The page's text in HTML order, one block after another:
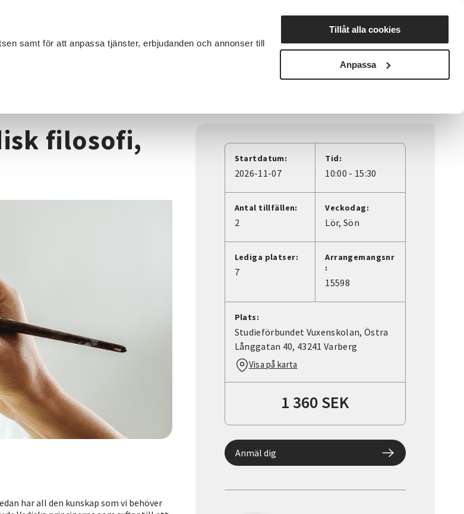
samt för att anpassa tjänster, erbjudanden och annonser till
Tillåt alla cookies
Anpassa
Nyheter Avdelningar
filosofi,
har all den kunskap som vi behöver
Startdatum:
2026-11-07
Tid:
10:00 - 15:30
Antal tillfällen:
2
Veckodag:
Lör Sön
Lediga platser:
7
Arrangemangsnr
:
15598
Plats:
Studieförbundet Vuxenskolan, Östra
Långgatan 40, 43241 Varberg
Visa på karta
1 360 SEK
Anmäl dig